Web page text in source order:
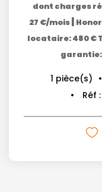
dont charges
27 €/mois|
locataire: 480 €
garantie:
1 pièce(s)
Réf :